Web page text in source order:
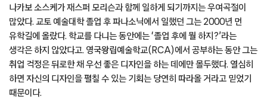
나카보 소스케가 재스퍼 모리슨과 함께 일하게 되기까지는 우여곡절이
많았다. 교토 예술대학 졸업 후 파나소닉에서 일했던 그는 2000년 먼
유학길에 올랐다. 학교를 다니는 동안에는 ‘졸업 후에 뭘 하지?’라는
생각은 하지 않았다고. 영국왕립예술학교(RCA)에서 공부하는 동안 그는
취업 걱정은 뒤로한 채 우선 좋은 디자인을 하는 데에만 몰두했다. 열심히
하면 자신의 디자인을 펼칠 수 있는 기회는 당연히 따라올 거라고 믿었기
때문이다.